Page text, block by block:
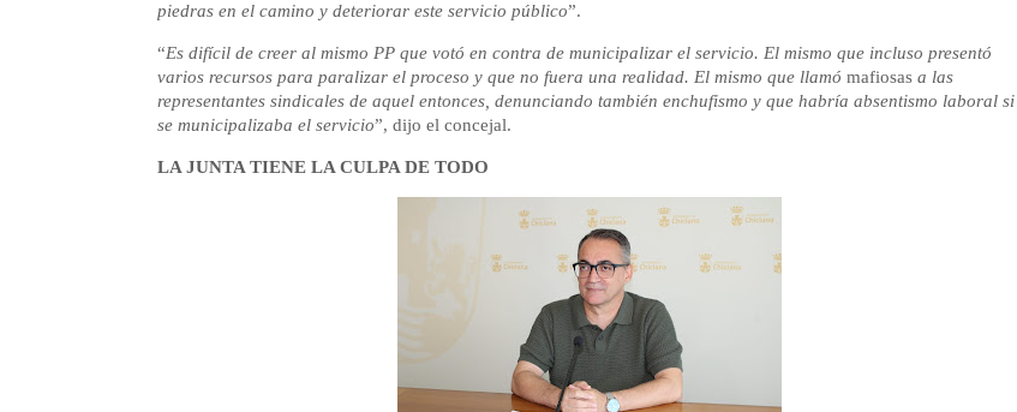
piedras en el camino y deteriorar este servicio público”.
“Es difícil de creer al mismo PP que votó en contra de municipalizar el servicio. El mismo que incluso presentó
varios recursos para paralizar el proceso y que no fuera una realidad. El mismo que llamó mafiosas a las
representantes sindicales de aquel entonces, denunciando también enchufismo y que habría absentismo laboral si
se municipalizaba el servicio”, dijo el concejal.
LA JUNTA TIENE LA CULPA DE TODO